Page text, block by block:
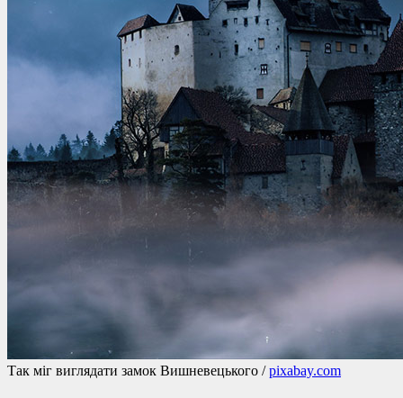
Так міг виглядати замок Вишневецького /pixabay.com